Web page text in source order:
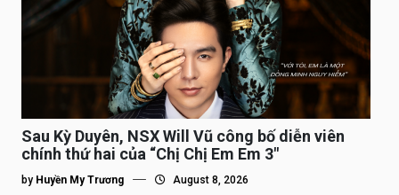
Sau Kỳ Duyên, NSX Will Vũ công bố diễn viên
chính thứ hai của “Chị Chị Em Em 3″
by Huyền My Trương August 8, 2026